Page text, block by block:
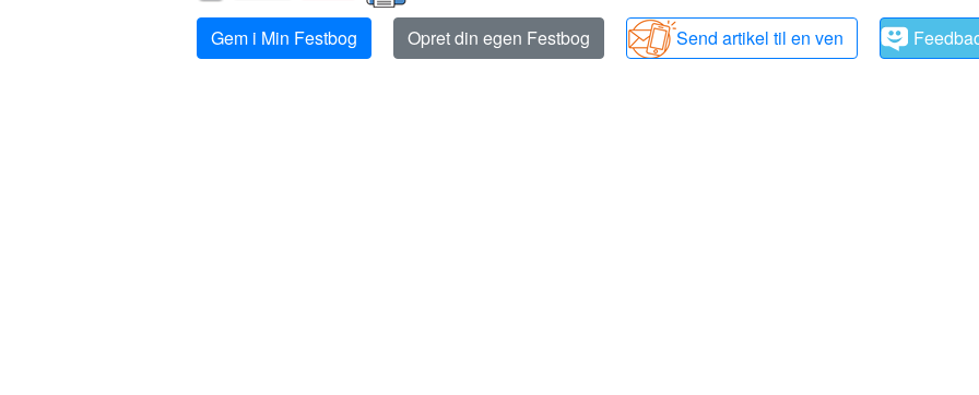
Gem i Min Festbog Opret din egen Festbog Send artikel til en ven